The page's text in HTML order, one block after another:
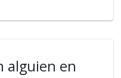
alguien en